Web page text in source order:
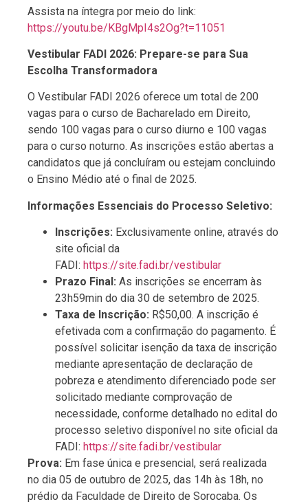
Assista na íntegra por meio do link:
https://youtu.be/KBgMpI4s2Og?t=11051
Vestibular FADI 2026: Prepare-se para Sua
Escolha Transformadora
O Vestibular FADI 2026 oferece um total de 200
vagas para o curso de Bacharelado em Direito,
sendo 100 vagas para o curso diurno e 100 vagas
para o curso noturno. As inscrições estão abertas a
candidatos que já concluíram ou estejam concluindo
o Ensino Médio até o final de 2025.
Informações Essenciais do Processo Seletivo:
Inscrições: Exclusivamente online, através do
site oficial da
FADI: https://site.fadi.br/vestibular
Prazo Final: As inscrições se encerram às
23h59min do dia 30 de setembro de 2025.
Taxa de Inscrição: R$50,00. A inscrição é
efetivada com a confirmação do pagamento. É
possível solicitar isenção da taxa de inscrição
mediante apresentação de declaração de
pobreza e atendimento diferenciado pode ser
solicitado mediante comprovação de
necessidade, conforme detalhado no edital do
processo seletivo disponível no site oficial da
FADI: https://site.fadi.br/vestibular
Prova: Em fase única e presencial, será realizada
no dia 05 de outubro de 2025, das 14h às 18h, no
prédio da Faculdade de Direito de Sorocaba. Os